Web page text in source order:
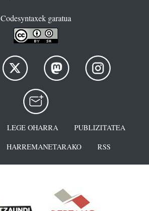
Codesyntaxek garatua
LEGE OHARRA
PUBLIZITATEA
HARREMANETARAKO RSS